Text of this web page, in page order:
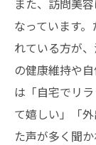
また、訪問美
なっています
れている方が
の健康維持や
は「自宅でリ
て嬉しい」「
た声が多く聞か